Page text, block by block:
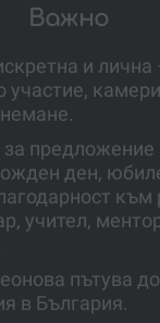
Важно
и лична
участие,
предложение
ден,
към
учител,
пътува
в България.